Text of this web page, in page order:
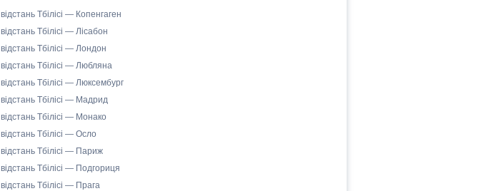
відстань Тбілісі — Копенгаген
відстань Тбілісі — Лісабон
відстань Тбілісі — Лондон
відстань Тбілісі — Любляна
відстань Тбілісі — Люксембург
відстань Тбілісі — Мадрид
відстань Тбілісі — Монако
відстань Тбілісі — Осло
відстань Тбілісі — Париж
відстань Тбілісі — Подгориця
відстань Тбілісі — Прага